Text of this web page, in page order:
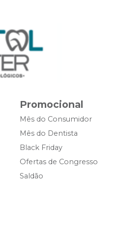
Promocional
Mês do Consumidor
Mês do Dentista
Black Friday
Ofertas de Congresso
Saldão